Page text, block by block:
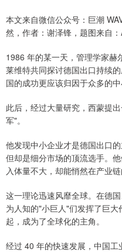
本文来自微信公众号：巨潮
然，作者：谢泽锋，题图来自
1986 年的某一天，管理学家赫
莱维特共同探讨德国出口持续
国的成功更应该归因于众多的中
此后，经过大量研究，西蒙提
军"。
他发现中小企业才是德国出口
但却是细分市场的顶流选手。
入体量不大，却能悄然在产业
这一理论迅速风靡全球。在德
为人知的"小巨人"们发挥了巨
起，成为了全球化的主角。
经过 40 年的快速发展，中国